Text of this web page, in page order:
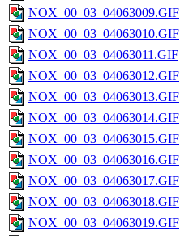
NOX_00_03_04063009.GIF
NOX_00_03_04063010.GIF
NOX_00_03_04063011.GIF
NOX_00_03_04063012.GIF
NOX_00_03_04063013.GIF
NOX_00_03_04063014.GIF
NOX_00_03_04063015.GIF
NOX_00_03_04063016.GIF
NOX_00_03_04063017.GIF
NOX_00_03_04063018.GIF
NOX_00_03_04063019.GIF